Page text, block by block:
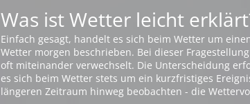
Was ist Wetter leicht
Einfach gesagt, handelt es sich beim Wetter um
Wetter morgen beschrieben. Bei dieser
oft miteinander verwechselt. Die Unterscheidung
es sich beim Wetter stets um ein kurzfristiges
längeren Zeitraum hinweg beobachten - die